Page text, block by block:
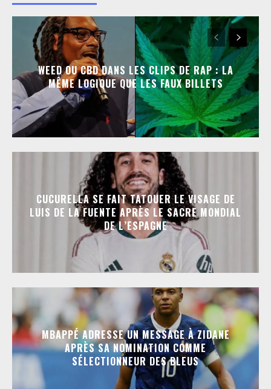
WEED OU CBD DANS LES CLIPS DE RAP : LA
MÊME LOGIQUE QUE LES FAUX BILLETS
CUCURELLA SE FAIT TATOUER LE VISAGE DE
LUIS DE LA FUENTE APRÈS LE SACRE MONDIAL
DE L’ESPAGNE
MBAPPÉ ADRESSE UN MESSAGE À ZIDANE
APRÈS SA NOMINATION COMME
SÉLECTIONNEUR DES BLEUS